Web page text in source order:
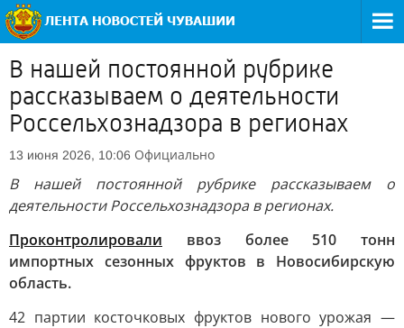
В нашей постоянной рубрике
рассказываем о деятельности
Россельхознадзора в регионах
13 июня 2026, 10:06 Официально
В нашей постоянной рубрике рассказываем о
деятельности Россельхознадзора в регионах.
Проконтролировали ввоз более 510 тонн
импортных сезонных фруктов в Новосибирскую
область.
42 партии косточковых фруктов нового урожая —